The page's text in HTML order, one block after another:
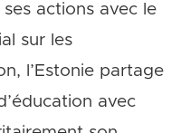
actions avec le
sur les
l’Estonie partage
avec